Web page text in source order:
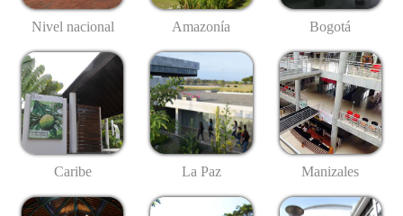
Nivel nacional Amazonía Bogotá
Caribe La Paz Manizales